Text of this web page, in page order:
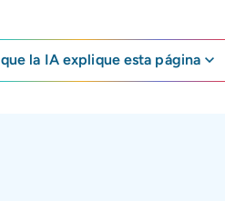
la IA explique esta página